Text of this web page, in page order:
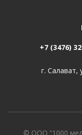
+7 (3476)
г. Салават,
© ООО “1000